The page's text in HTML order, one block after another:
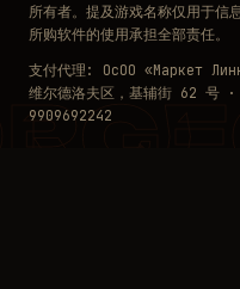
所有者。提及游戏名称仅用于信
所购软件的使用承担全部责任。
支付代理: ОсОО «Маркет
维尔德洛夫区，基辅街 62 号
9909692242